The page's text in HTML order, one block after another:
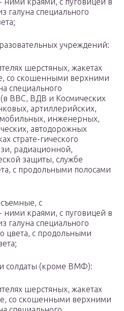
галуна специального
учреждений:
шерстяных, жакетах
со скошенными верхними
специального
ВВС, ВДВ и Космических
артиллерийских,
инженерных,
автодорожных
страте-гического
радиационной,
защиты, службе
с продольными полосами
с
краями, с пуговицей в
галуна специального
цвета, с продольными
солдаты (кроме ВМФ):
шерстяных, жакетах
со скошенными верхними